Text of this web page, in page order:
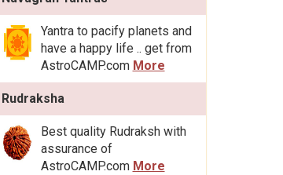
Yantra to pacify planets and
have a happy life .. get from
AstroCAMP.com More
Rudraksha
Best quality Rudraksh with
assurance of
AstroCAMP.com More